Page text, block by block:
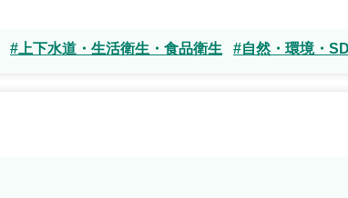
#上下水道・生活衛生・食品衛生 #自然・環境・